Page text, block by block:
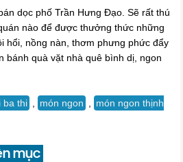
dọc phố Trần Hưng Đạo. Sẽ rất thú
nào để được thưởng thức những
hổi, nồng nàn, thơm phưng phức đẩy
bánh quà vặt nhà quê bình dị, ngon
ba thi món ngon
món ngon thịnh
mục